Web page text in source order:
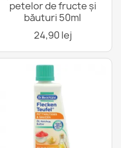
petelor de fructe și
băuturi 50ml
24,90 lej